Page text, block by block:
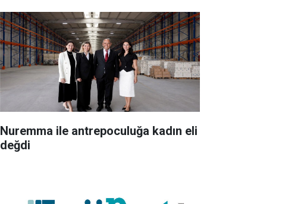
Nuremma ile antrepoculuğa kadın eli
değdi